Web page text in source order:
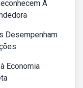
A
Desempenham
Economia